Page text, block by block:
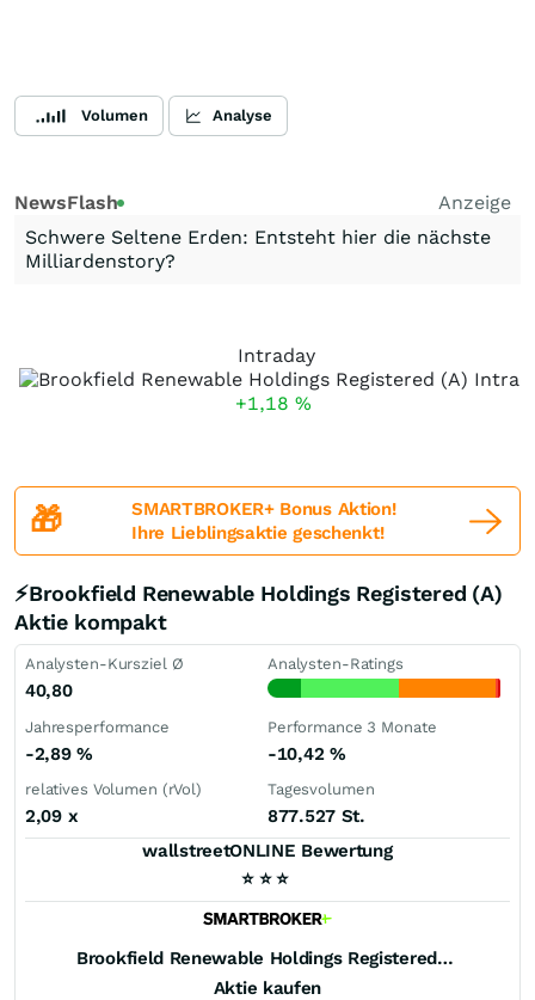
Volumen Analyse
NewsFlash
Anzeige
Schwere Seltene Erden: Entsteht hier die nächste
Milliardenstory?
Intraday
+1,18 %
🎁
SMARTBROKER+ Bonus Aktion!
Ihre Lieblingsaktie geschenkt!
⚡Brookfield Renewable Holdings Registered (A)
Aktie kompakt
Analysten-Kursziel Ø
40,80
Analysten-Ratings
Jahresperformance
-2,89%
Performance 3 Monate
-10,42 %
relatives Volumen (rVol)
2,09 x
Tagesvolumen
877.527 St.
wallstreetONLINE Bewertung
⭐ ⭐ ⭐
Brookfield Renewable Holdings Registered (A)
Aktie kaufen